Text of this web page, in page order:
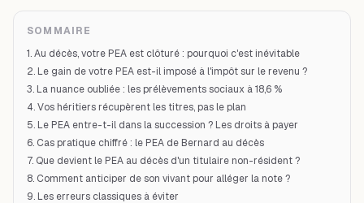
SOMMAIRE
1. Au décès, votre PEA est clôturé : pourquoi c'est inévitable
2. Le gain de votre PEA est-il imposé à l'impôt sur le revenu ?
3. La nuance oubliée : les prélèvements sociaux à 18,6 %
4. Vos héritiers récupèrent les titres, pas le plan
5. Le PEA entre-t-il dans la succession ? Les droits à payer
6. Cas pratique chiffré : le PEA de Bernard au décès
7. Que devient le PEA au décès d'un titulaire non-résident ?
8. Comment anticiper de son vivant pour alléger la note ?
9. Les erreurs classiques à éviter